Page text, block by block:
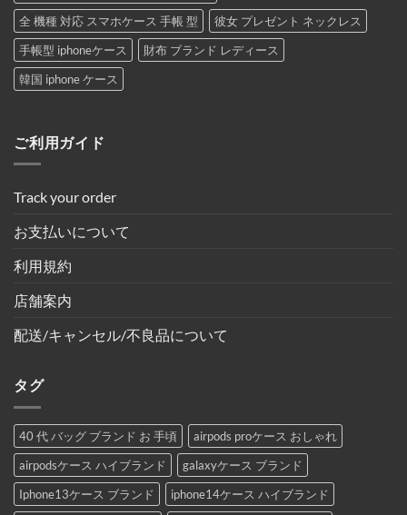
全 機種 対応 スマホケース 手帳 型
彼女 プレゼント ネックレス
手帳型 iphoneケース
財布 ブランド レディース
韓国 iphone ケース
ご利用ガイド
Track your order
お支払いについて
利用規約
店舗案内
配送/キャンセル/不良品について
タグ
40 代 バッグ ブランド お 手頃
airpods proケース おしゃれ
airpodsケース ハイブランド
galaxyケース ブランド
Iphone13ケース ブランド
iphone14ケース ハイブランド